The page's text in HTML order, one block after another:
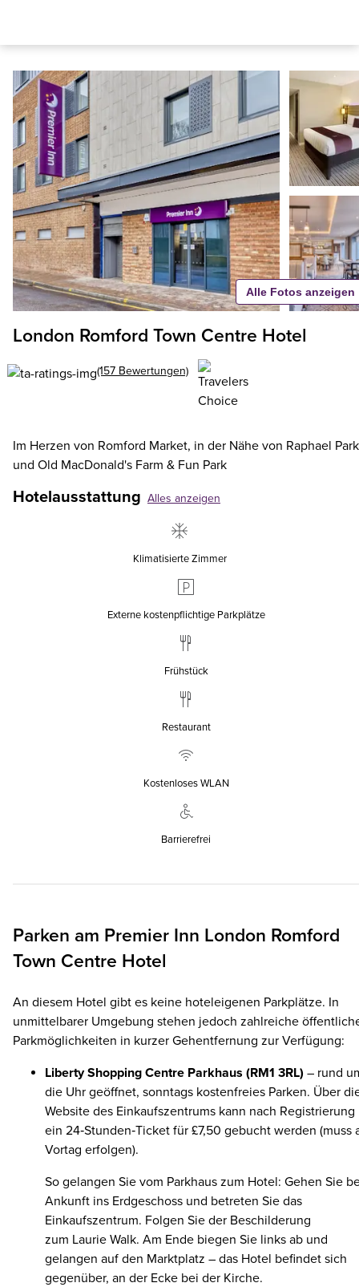
London Romford Town Centre Hotel
(157 Bewertungen)
Im Herzen von Romford Market, in der Nähe von Raphael Park
und Old MacDonald's Farm & Fun Park
Hotelausstattung Alles anzeigen
Klimatisierte Zimmer
Externe kostenpflichtige Parkplätze
Frühstück
Restaurant
Kostenloses WLAN
Barrierefrei
Alle Fotos anzeigen
Parken am Premier Inn London Romford
Town Centre Hotel
An diesem Hotel gibt es keine hoteleigenen Parkplätze. In
unmittelbarer Umgebung stehen jedoch zahlreiche
Parkmöglichkeiten in kurzer Gehentfernung zur Verfügung:
Liberty Shopping Centre Parkhaus (RM1 3RL) – rund
die Uhr geöffnet, sonntags kostenfreies Parken. Über
Website des Einkaufszentrums kann nach Registrierung
ein 24‑Stunden‑Ticket für £7,50 gebucht werden (muss
Vortag erfolgen).
So gelangen Sie vom Parkhaus zum Hotel: Gehen Sie
Ankunft ins Erdgeschoss und betreten Sie das
Einkaufszentrum. Folgen Sie der Beschilderung
zum Laurie Walk. Am Ende biegen Sie links ab und
gelangen auf den Marktplatz – das Hotel befindet sich
gegenüber, an der Ecke bei der Kirche.